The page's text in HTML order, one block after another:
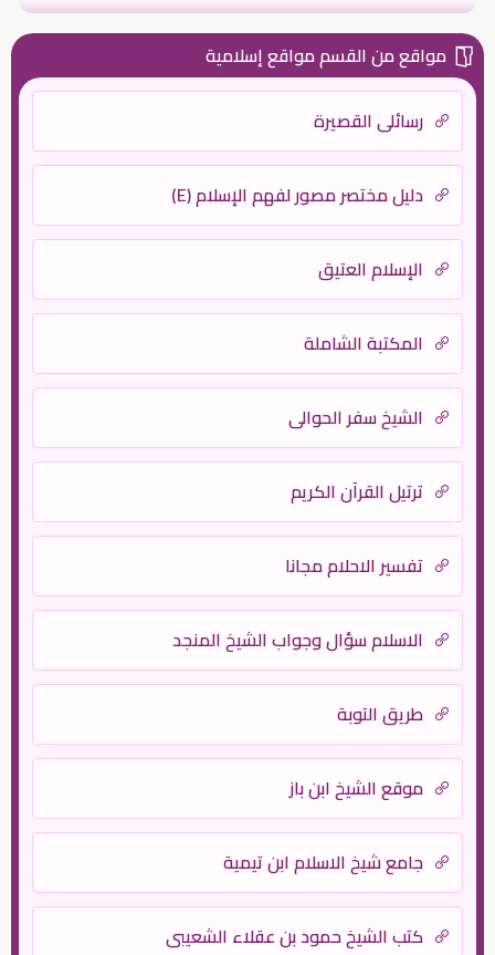
مواقع من القسم مواقع إسلامية
رسائلي القصيرة
دليل مختصر مصور لفهم الإسلام (E)
الإسلام العتيق
المكتبة الشاملة
الشيخ سفر الحوالي
ترتيل القرآن الكريم
تفسير الاحلام مجانا
الاسلام سؤال وجواب الشيخ المنجد
طريق التوبة
موقع الشيخ ابن باز
جامع شيخ الاسلام ابن تيمية
كتب الشيخ حمود بن عقلاء الشعيبي